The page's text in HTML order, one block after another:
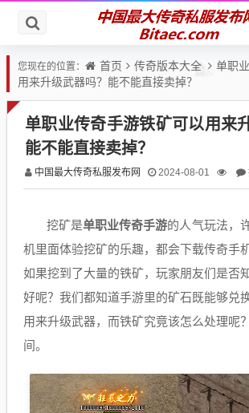
您现在的位置： 首页 传奇版本大全
单职
用来升级武器吗？能不能直接卖掉？
单职业传奇手游铁矿可以用来
能不能直接卖掉？
中国最大传奇私服发布网 2024-08-01
挖矿是单职业传奇手游的人气玩法，
机里面体验挖矿的乐趣，都会下载传奇手
如果挖到了大量的铁矿，玩家朋友们是否
好呢？我们都知道手游里的矿石既能够兑
用来升级武器，而铁矿究竟该怎么处理呢
间。